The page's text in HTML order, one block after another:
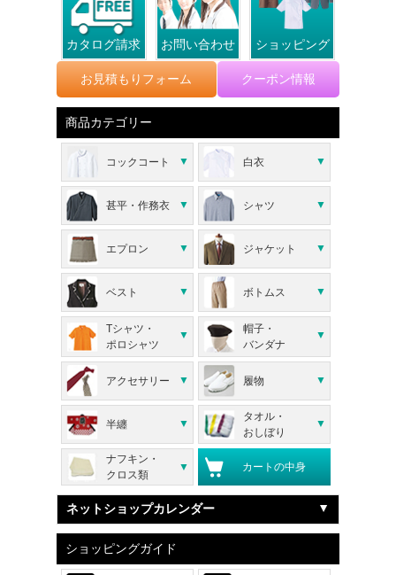
カタログ請求 お問い合わせ ショッピング
お見積もりフォーム クーポン情報
商品カテゴリー
コックコート 白衣
甚平・作務衣 シャツ
エプロン ジャケット
ベスト ボトムス
Tシャツ・
ポロシャツ
帽子・
バンダナ
アクセサリー 履物
半纏
タオル・
おしぼり
ナフキン・
クロス類
カートの中身
ネットショップカレンダー
ショッピングガイド